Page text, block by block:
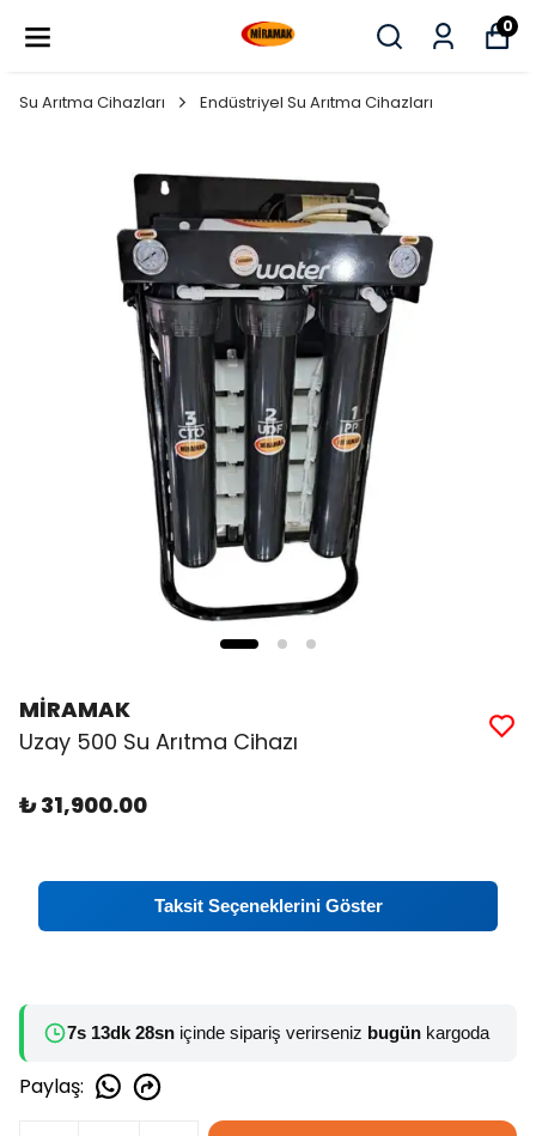
0
Su Arıtma Cihazları Endüstriyel Su Arıtma Cihazları
MİRAMAK
Uzay 500 Su Arıtma Cihazı
₺ 31,900.00
Taksit Seçeneklerini Göster
7s 13dk 28sn içinde sipariş verirseniz bugün kargoda
Paylaş: